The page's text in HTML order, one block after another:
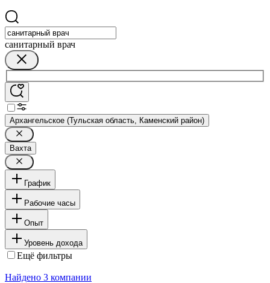
санитарный врач
Архангельское (Тульская область, Каменский район)
Вахта
График
Рабочие часы
Опыт
Уровень дохода
Ещё фильтры
Найдено 3 компании